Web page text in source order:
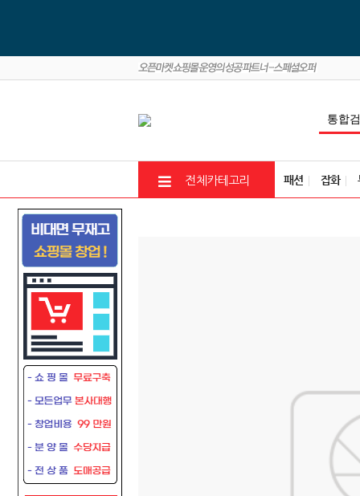
전체카테고리 패션 잡화